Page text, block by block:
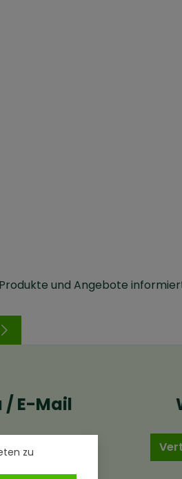
und Angebote
/ E-Mail
zu